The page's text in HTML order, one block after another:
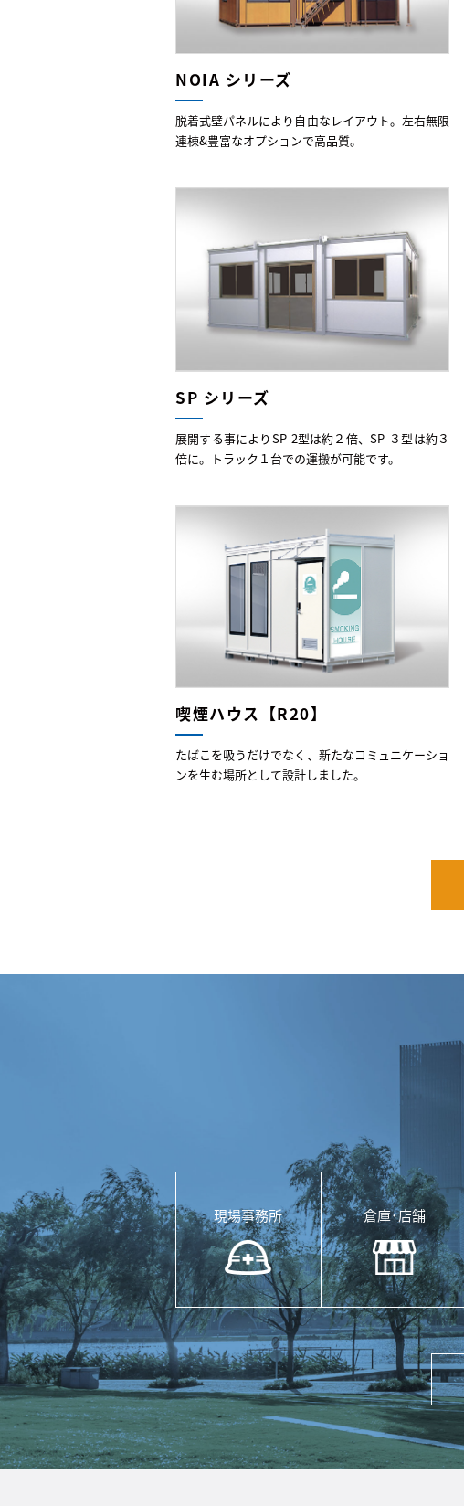
NOIA シリーズ
脱着式壁パネルにより自由なレイアウト。左右無限
連棟&豊富なオプションで高品質。
SP シリーズ
展開する事によりSP-2型は約２倍、SP-３型は約３
倍に。トラック１台での運搬が可能です。
喫煙ハウス【R20】
たばこを吸うだけでなく、新たなコミュニケーショ
ンを生む場所として設計しました。
現場事務所 倉庫･店舗